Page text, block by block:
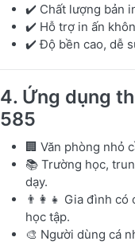
✔️ Chất lượng bản
✔️ Hỗ trợ in ấn
✔️ Độ bền cao, dễ
4. Ứng dụng
585
🏢 Văn phòng nhỏ
📚 Trường học,
dạy.
👨‍👩‍👧 Gia đình
học tập.
🎨 Người dùng cá